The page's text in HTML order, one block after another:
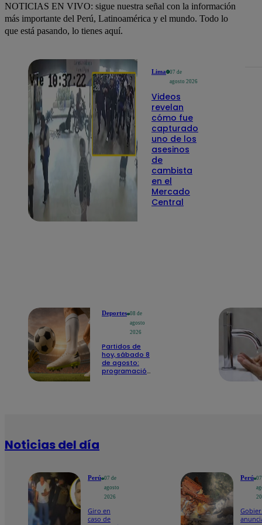
NOTICIAS EN VIVO: sigue nuestra señal con la información
más importante del Perú, Latinoamérica y el mundo. Todo lo
que está pasando, lo tienes aquí.
Lima
07 de
agosto 2026
Videos
revelan
cómo fue
capturado
uno de los
asesinos
de
cambista
en el
Mercado
Central
Deportes 08 de
agosto
2026
Partidos de
hoy, sábado 8
de agosto:
programación
Noticias del día
Perú 07 de
agosto
2026
Giro en
caso de
Perú